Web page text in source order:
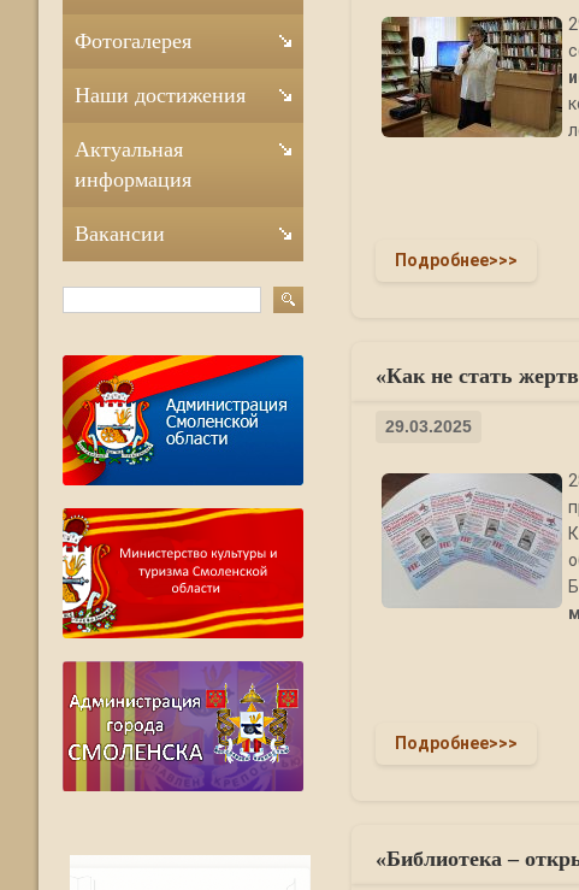
Подробнее>>>
«Как не стать
29.03.2025
Подробнее>>>
«Библиотека –
Фотогалерея
Наши достижения
Актуальная
информация
Вакансии